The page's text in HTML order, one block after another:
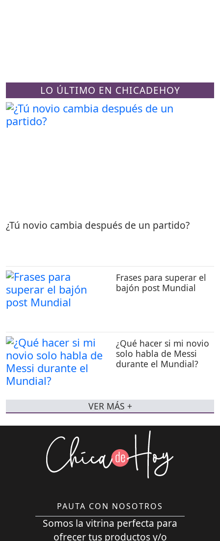
LO ÚLTIMO EN CHICADEHOY
¿Tú novio cambia después de un partido?
Frases para superar el
bajón post Mundial
¿Qué hacer si mi novio
solo habla de Messi
durante el Mundial?
VER MÁS +
PAUTA CON NOSOTROS
Somos la vitrina perfecta para
ofrecer tus productos y/o